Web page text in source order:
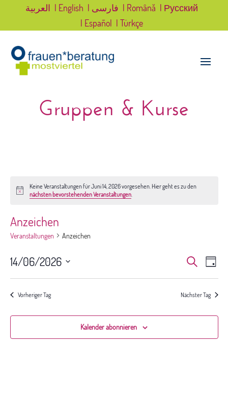
العربية | English | فارسی | Română | Русский
| Español | Türkçe
Gruppen & Kurse
Hinweis
Keine Veranstaltungen für Juni 14, 2026 vorgesehen. Hier geht es zu den
nächsten bevorstehenden Veranstaltungen
Anzeichen
Veranstaltungen Anzeichen
Suche
und
Suche Tag
14/06/2026
Vorheriger Tag Nächster Tag
Kalender abonnieren